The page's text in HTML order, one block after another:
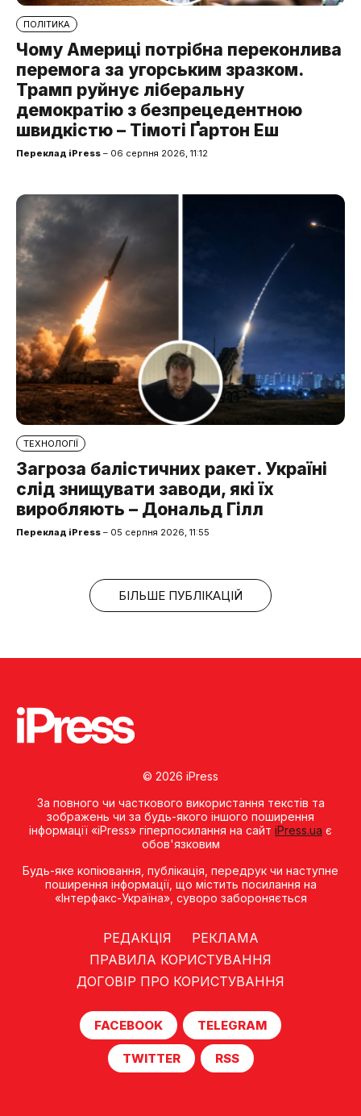
ПОЛІТИКА
Чому Америці потрібна переконлива
перемога за угорським зразком.
Трамп руйнує ліберальну
демократію з безпрецедентною
швидкістю – Тімоті Ґартон Еш
Переклад iPress – 06 серпня 2026, 11:12
ТЕХНОЛОГІЇ
Загроза балістичних ракет. Україні
слід знищувати заводи, які їх
виробляють – Дональд Гілл
Переклад iPress – 05 серпня 2026, 11:55
БІЛЬШЕ ПУБЛІКАЦІЙ
© 2026 iPress
За повного чи часткового використання текстів та
зображень чи за будь-якого іншого поширення
інформації «iPress» гіперпосилання на сайт iPress.ua є
обов'язковим
Будь-яке копiювання, публiкацiя, передрук чи наступне
поширення iнформацiї, що мiстить посилання на
«Iнтерфакс-Україна», суворо забороняється
РЕДАКЦІЯ
РЕКЛАМА
ПРАВИЛА КОРИСТУВАННЯ
ДОГОВІР ПРО КОРИСТУВАННЯ
FACEBOOK TELEGRAM
TWITTER RSS